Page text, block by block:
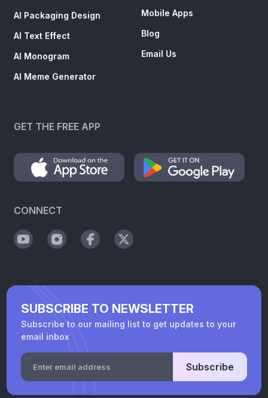
AI Packaging Design
AI Text Effect
AI Monogram
AI Meme Generator
Mobile Apps
Blog
Email Us
GET THE FREE APP
CONNECT
SUBSCRIBE TO NEWSLETTER
Subscribe to our mailing list to get updates to your
email inbox
Subscribe